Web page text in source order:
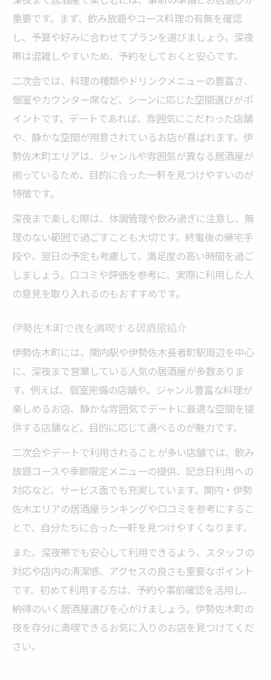
重要です。まず、飲み放題やコース料理の有無を確認
し、予算や好みに合わせてプランを選びましょう。深夜
帯は混雑しやすいため、予約をしておくと安心です。
二次会では、料理の種類やドリンクメニューの豊富さ、
個室やカウンター席など、シーンに応じた空間選びがポ
イントです。デートであれば、雰囲気にこだわった店舗
や、静かな空間が用意されているお店が喜ばれます。伊
勢佐木町エリアは、ジャンルや雰囲気が異なる居酒屋が
揃っているため、目的に合った一軒を見つけやすいのが
特徴です。
深夜まで楽しむ際は、体調管理や飲み過ぎに注意し、無
理のない範囲で過ごすことも大切です。終電後の帰宅手
段や、翌日の予定も考慮して、満足度の高い時間を過ご
しましょう。口コミや評価を参考に、実際に利用した人
の意見を取り入れるのもおすすめです。
伊勢佐木町で夜を満喫する居酒屋紹介
伊勢佐木町には、関内駅や伊勢佐木長者町駅周辺を中心
に、深夜まで営業している人気の居酒屋が多数ありま
す。例えば、個室完備の店舗や、ジャンル豊富な料理が
楽しめるお店、静かな雰囲気でデートに最適な空間を提
供する店舗など、目的に応じて選べるのが魅力です。
二次会やデートで利用されることが多い店舗では、飲み
放題コースや季節限定メニューの提供、記念日利用への
対応など、サービス面でも充実しています。関内・伊勢
佐木エリアの居酒屋ランキングや口コミを参考にするこ
とで、自分たちに合った一軒を見つけやすくなります。
また、深夜帯でも安心して利用できるよう、スタッフの
対応や店内の清潔感、アクセスの良さも重要なポイント
です。初めて利用する方は、予約や事前確認を活用し、
納得のいく居酒屋選びを心がけましょう。伊勢佐木町の
夜を存分に満喫できるお気に入りのお店を見つけてくだ
さい。